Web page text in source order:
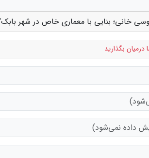
خانی؛ بنایی با معماری خاص در شهر
درمیان بگذارید